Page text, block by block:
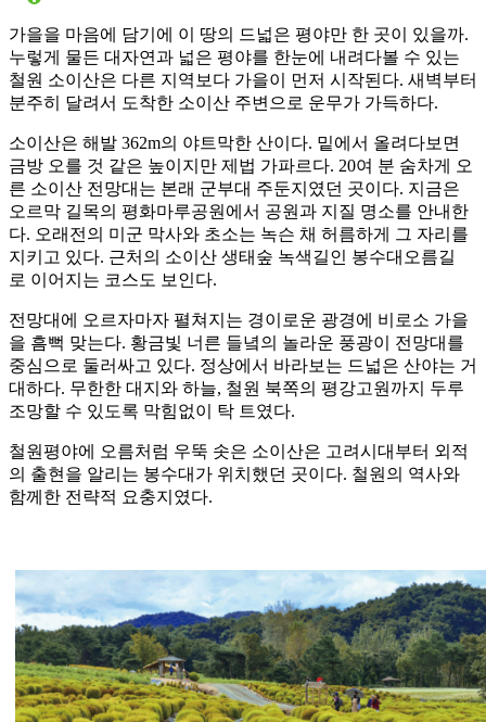
가을을 마음에 담기에 이 땅의 드넓은 평야만 한 곳이 있을까.
누렇게 물든 대자연과 넓은 평야를 한눈에 내려다볼 수 있는
철원 소이산은 다른 지역보다 가을이 먼저 시작된다. 새벽부터
분주히 달려서 도착한 소이산 주변으로 운무가 가득하다.
소이산은 해발 362m의 야트막한 산이다. 밑에서 올려다보면
금방 오를 것 같은 높이지만 제법 가파르다. 20여 분 숨차게 오
른 소이산 전망대는 본래 군부대 주둔지였던 곳이다. 지금은
오르막 길목의 평화마루공원에서 공원과 지질 명소를 안내한
다. 오래전의 미군 막사와 초소는 녹슨 채 허름하게 그 자리를
지키고 있다. 근처의 소이산 생태숲 녹색길인 봉수대오름길
로 이어지는 코스도 보인다.
전망대에 오르자마자 펼쳐지는 경이로운 광경에 비로소 가을
을 흠뻑 맞는다. 황금빛 너른 들녘의 놀라운 풍광이 전망대를
중심으로 둘러싸고 있다. 정상에서 바라보는 드넓은 산야는 거
대하다. 무한한 대지와 하늘, 철원 북쪽의 평강고원까지 두루
조망할 수 있도록 막힘없이 탁 트였다.
철원평야에 오름처럼 우뚝 솟은 소이산은 고려시대부터 외적
의 출현을 알리는 봉수대가 위치했던 곳이다. 철원의 역사와
함께한 전략적 요충지였다.